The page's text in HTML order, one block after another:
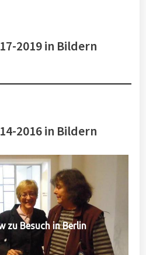
2019 in Bildern
2016 in Bildern
zu Besuch in Berlin